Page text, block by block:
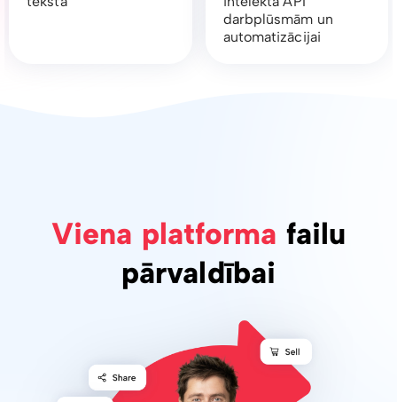
darbplūsmām un
automatizācijai
Viena platforma failu
pārvaldībai